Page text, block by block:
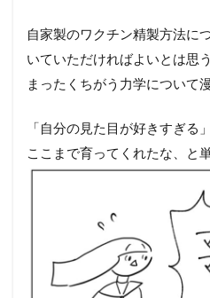
自家製のワクチン精製方法に
いていただければよいとは思
まったくちがう力学について
「自分の見た目が好きすぎる
ここまで育ってくれたな、と